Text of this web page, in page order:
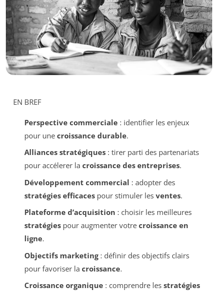
EN BREF
Perspective commerciale: identifier les enjeux
pour une croissance durable.
Alliances stratégiques: tirer parti des partenariats
pour accélerer la croissance des entreprises.
Développement commercial : adopter des
stratégies efficacespour stimuler les ventes.
Plateforme d’acquisition : choisir les meilleures
stratégiespour augmenter votre croissance en
ligne.
Objectifs marketing: définir des objectifs clairs
pour favoriser la croissance.
Croissance organique: comprendre les stratégies